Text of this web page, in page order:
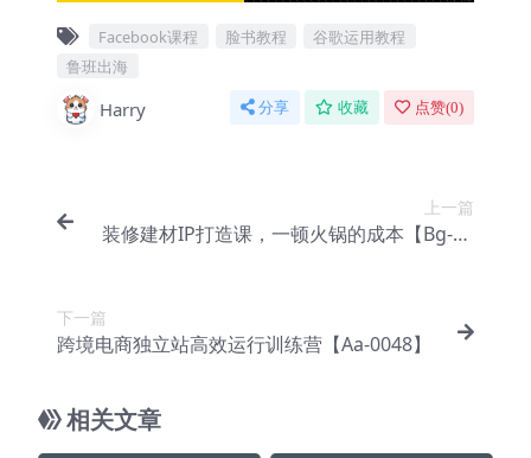
Facebook课程 脸书教程
谷歌运用教程
鲁班出海
Harry 分享 收藏 点赞(0)
上一篇
装修建材IP打造课，一顿火锅的成本【Bg-00
下一篇
跨境电商独立站高效运行训练营【Aa-0048】
相关文章